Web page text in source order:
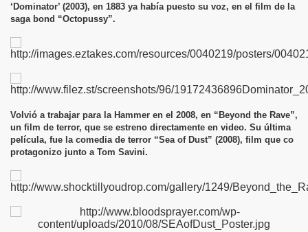
‘Dominator’ (2003), en 1883 ya había puesto su voz, en el film de la
saga bond “Octopussy”.
Volvió a trabajar para la Hammer en el 2008, en “Beyond the Rave”,
un film de terror, que se estreno directamente en video. Su última
película, fue la comedia de terror “Sea of Dust” (2008), film que co
protagonizo junto a Tom Savini.